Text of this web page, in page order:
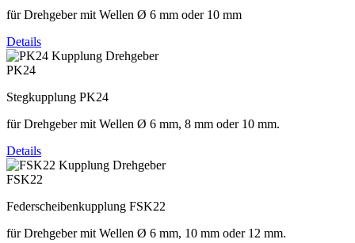
für Drehgeber mit Wellen Ø 6 mm oder 10 mm
Details
PK24
Stegkupplung PK24
für Drehgeber mit Wellen Ø 6 mm, 8 mm oder 10 mm.
Details
FSK22
Federscheibenkupplung FSK22
für Drehgeber mit Wellen Ø 6 mm, 10 mm oder 12 mm.